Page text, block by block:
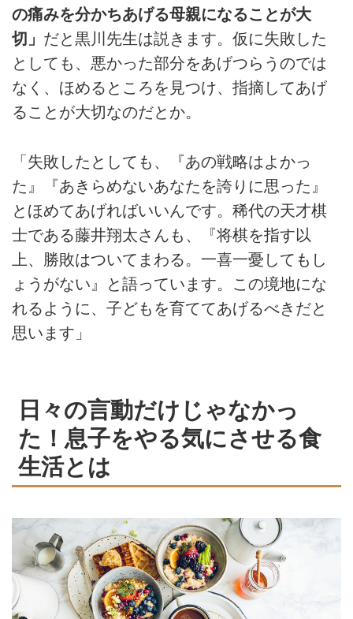
の痛みを分かちあげる母親になることが大
切」 だと黒川先生は説きます。仮に失敗した
としても、悪かった部分をあげつらうのでは
なく、ほめるところを見つけ、指摘してあげ
ることが大切なのだとか。
「失敗したとしても、『あの戦略はよかっ
た』『あきらめないあなたを誇りに思った』
とほめてあげればいいんです。稀代の天才棋
士である藤井翔太さんも、『将棋を指す以
上、勝敗はついてまわる。一喜一憂してもし
ょうがない』と語っています。この境地にな
れるように、子どもを育ててあげるべきだと
思います」
日々の言動だけじゃなかっ
た！息子をやる気にさせる食
生活とは